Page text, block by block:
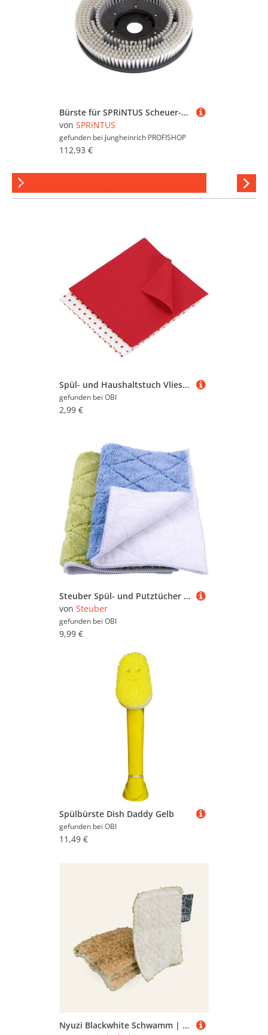
Bürste für SPRiNTUS Scheuer-Saugmaschine TORTUGA, mittel, 15ʺ
von SPRiNTUS
gefunden bei Jungheinrich PROFISHOP
112,93 €
Spülbürsten & Spülschwämme
Spül- und Haushaltstuch Vlies 2 Stück
gefunden bei OBI
2,99 €
Steuber Spül- und Putztücher Mikrofaser 2er-Set
von Steuber
gefunden bei OBI
9,99 €
Spülbürste Dish Daddy Gelb
gefunden bei OBI
11,49 €
Nyuzi Blackwhite Schwamm | LuffaSchwamm zum duschen oder spülen mit upgecycelten Handtüchern 4er set